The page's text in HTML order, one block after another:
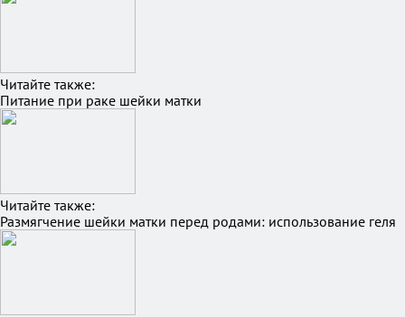
Читайте также:
Питание при раке шейки матки
Читайте также:
Размягчение шейки матки перед родами: использование геля